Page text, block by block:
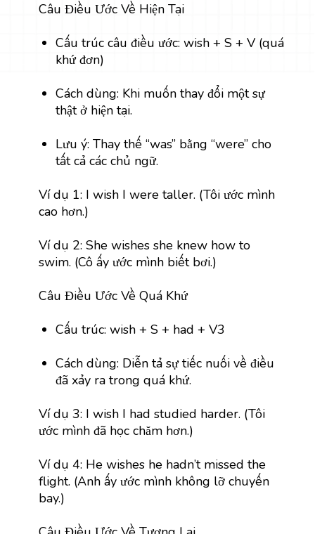
Câu Điều Ước Về Hiện Tại
Cấu trúc câu điều ước: wish + S + V (quá
khứ đơn)
Cách dùng: Khi muốn thay đổi một sự
thật ở hiện tại.
Lưu ý: Thay thế “was” bằng “were” cho
tất cả các chủ ngữ.
Ví dụ 1: I wish I were taller. (Tôi ước mình
cao hơn.)
Ví dụ 2: She wishes she knew how to
swim. (Cô ấy ước mình biết bơi.)
Câu Điều Ước Về Quá Khứ
Cấu trúc: wish + S + had + V3
Cách dùng: Diễn tả sự tiếc nuối về điều
đã xảy ra trong quá khứ.
Ví dụ 3: I wish I had studied harder. (Tôi
ước mình đã học chăm hơn.)
Ví dụ 4: He wishes he hadn’t missed the
flight. (Anh ấy ước mình không lỡ chuyến
bay.)